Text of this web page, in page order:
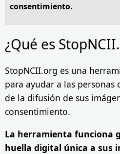
consentimiento.
¿Qué es
StopNCII.org es una
para ayudar a las personas
de la difusión de sus
consentimiento.
La herramienta funciona
huella digital única a sus